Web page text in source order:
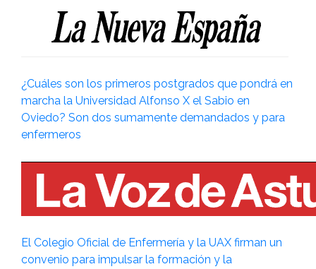
¿Cuáles son los primeros postgrados que pondrá en
marcha la Universidad Alfonso X el Sabio en
Oviedo? Son dos sumamente demandados y para
enfermeros
El Colegio Oficial de Enfermería y la UAX firman un
convenio para impulsar la formación y la